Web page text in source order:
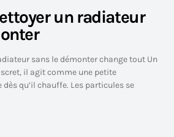
un radiateur
sans le démonter change tout Un
il agit comme une petite
qu’il chauffe. Les particules se